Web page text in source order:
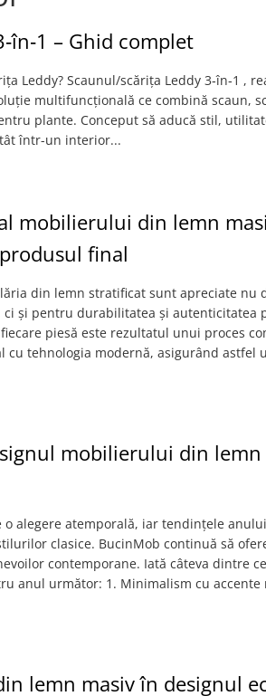
– Ghid complet
Leddy? Scaunul/scărița Leddy 3‑în‑1 ,
multifuncțională ce combină scaun,
plante. Conceput să aducă stil,
într-un interior...
mobilierului din lemn
final
din lemn stratificat sunt apreciate nu
și pentru durabilitatea și autenticitatea
piesă este rezultatul unui proces
tehnologia modernă, asigurând astfel
mobilierului din lemn
alegere atemporală, iar tendințele
clasice. BucinMob continuă să
contemporane. Iată câteva dintre
anul următor: 1. Minimalism cu accente
lemn masiv în designul